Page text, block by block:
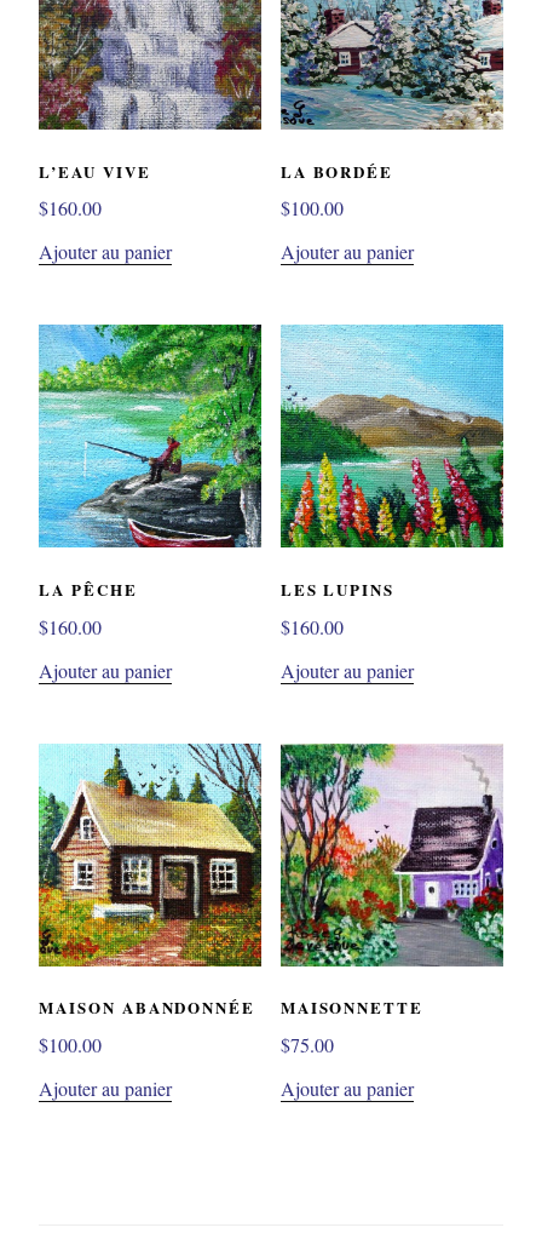
L’EAU VIVE
$160.00
Ajouter au panier
LA BORDÉE
$100.00
Ajouter au panier
LA PÊCHE
$160.00
Ajouter au panier
LES LUPINS
$160.00
Ajouter au panier
MAISON ABANDONNÉE
$100.00
Ajouter au panier
MAISONNETTE
$75.00
Ajouter au panier